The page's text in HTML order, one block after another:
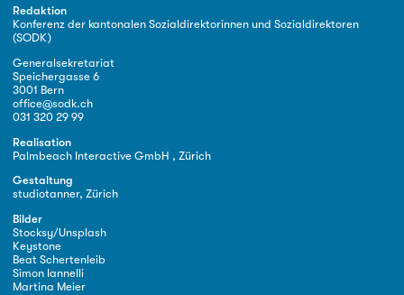
Redaktion
Konferenz der kantonalen Sozialdirektorinnen und Sozialdirektoren
(SODK)
Generalsekretariat
Speichergasse 6
3001 Bern
office@sodk.ch
031 320 29 99
Realisation
Palmbeach Interactive GmbH , Zürich
Gestaltung
studiotanner, Zürich
Bilder
Stocksy/Unsplash
Keystone
Beat Schertenleib
Simon Iannelli
Martina Meier